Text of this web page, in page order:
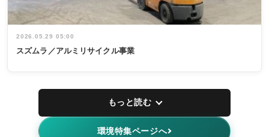
2026.05.29 05:00
スズムラ／アルミリサイクル事業
もっと読む
環境特集ページへ